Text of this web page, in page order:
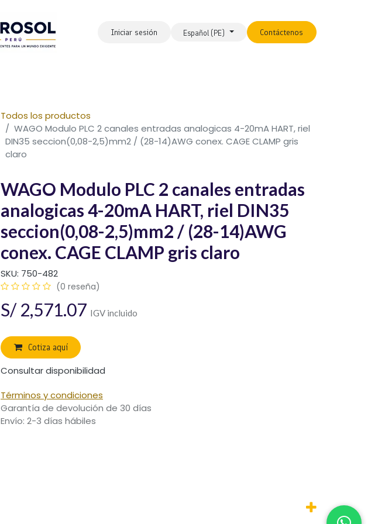
Iniciar sesión Español (PE) Contáctenos
Todos los productos
WAGO Modulo PLC 2 canales entradas analogicas 4-20mA HART, riel
DIN35 seccion(0,08-2,5)mm2 / (28-14)AWG conex. CAGE CLAMP gris
claro
WAGO Modulo PLC 2 canales entradas
analogicas 4-20mA HART, riel DIN35
seccion(0,08-2,5)mm2 / (28-14)AWG
conex. CAGE CLAMP gris claro
SKU: 750-482
(0 reseña)
S/2,571.07 IGV incluido
Cotiza aquí
Consultar disponibilidad
Términos y condiciones
Garantía de devolución de 30 días
Envío: 2-3 días hábiles